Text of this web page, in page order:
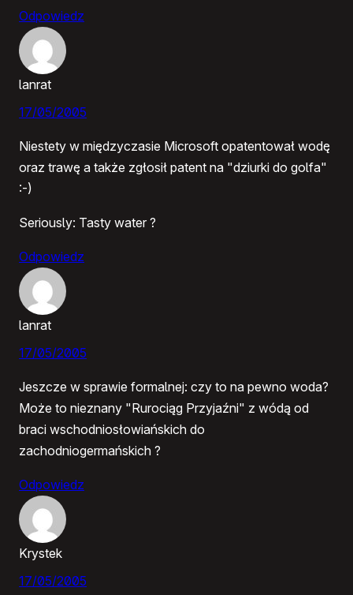
Odpowiedz
lanrat
17/05/2005
Niestety w międzyczasie Microsoft opatentował wodę
oraz trawę a także zgłosił patent na "dziurki do golfa"
:-)
Seriously: Tasty water ?
Odpowiedz
lanrat
17/05/2005
Jeszcze w sprawie formalnej: czy to na pewno woda?
Może to nieznany "Rurociąg Przyjaźni" z wódą od
braci wschodniosłowiańskich do
zachodniogermańskich ?
Odpowiedz
Krystek
17/05/2005